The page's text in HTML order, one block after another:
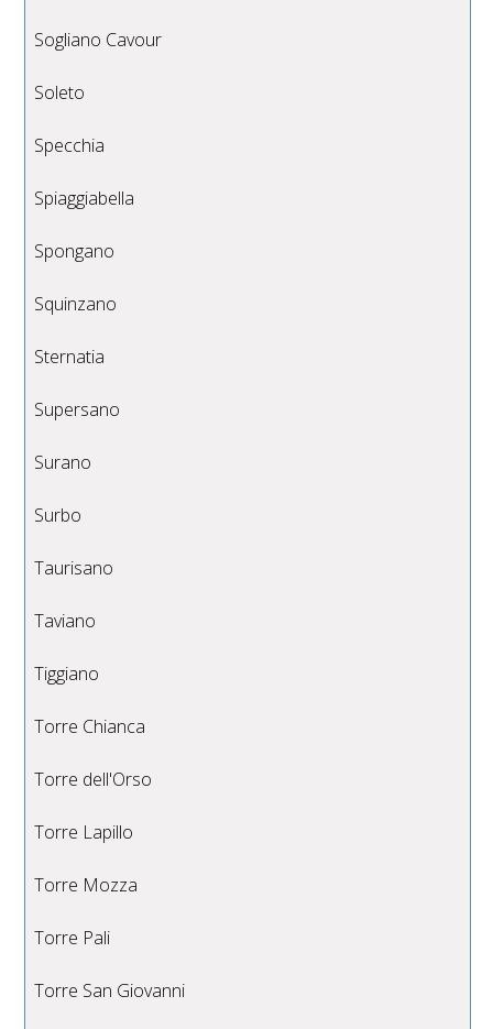
Sogliano Cavour
Soleto
Specchia
Spiaggiabella
Spongano
Squinzano
Sternatia
Supersano
Surano
Surbo
Taurisano
Taviano
Tiggiano
Torre Chianca
Torre dell'Orso
Torre Lapillo
Torre Mozza
Torre Pali
Torre San Giovanni